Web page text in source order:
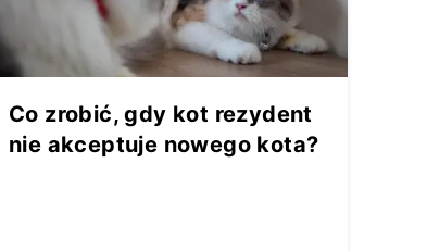
Co zrobić, gdy kot rezydent
nie akceptuje nowego kota?